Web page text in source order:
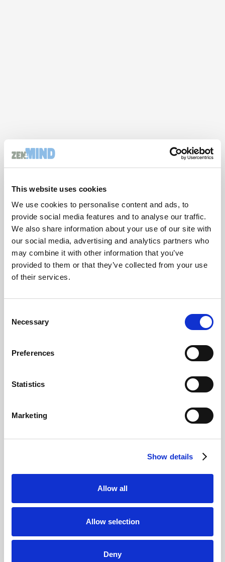
This website uses cookies
We use cookies to personalise content and ads, to
provide social media features and to analyse our traffic.
We also share information about your use of our site with
our social media, advertising and analytics partners who
may combine it with other information that you’ve
provided to them or that they’ve collected from your use
of their services.
Selection
Necessary
Preferences
Statistics
Marketing
Show details
Allow all
Allow selection
Deny
sommeil